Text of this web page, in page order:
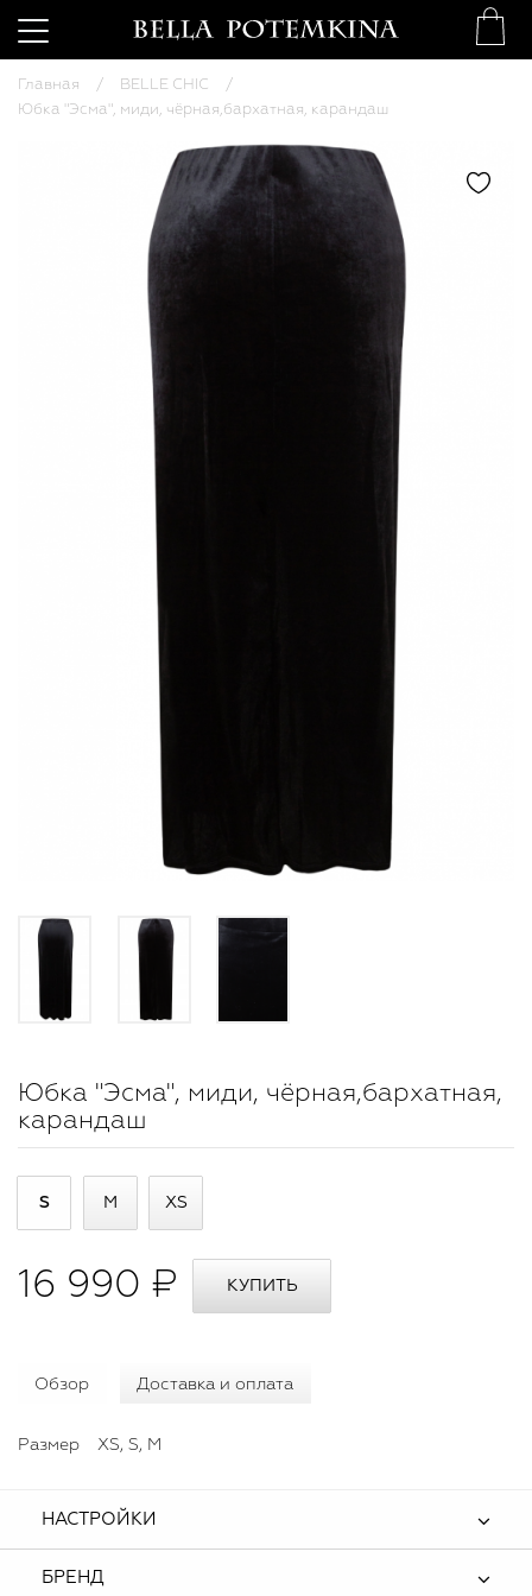
Главная
BELLE CHIC
Юбка "Эсма", миди, чёрная,бархатная, карандаш
Юбка "Эсма", миди, чёрная,бархатная,
карандаш
S M XS
16 990 ₽
Обзор Доставка и оплата
Размер XS, S, M
НАСТРОЙКИ
БРЕНД